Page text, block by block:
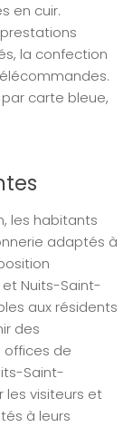
en cuir.
la confection
carte bleue,
les habitants
adaptés à
Nuits-Saint-
aux résidents
des
offices de
Saint-
les visiteurs et
à leurs